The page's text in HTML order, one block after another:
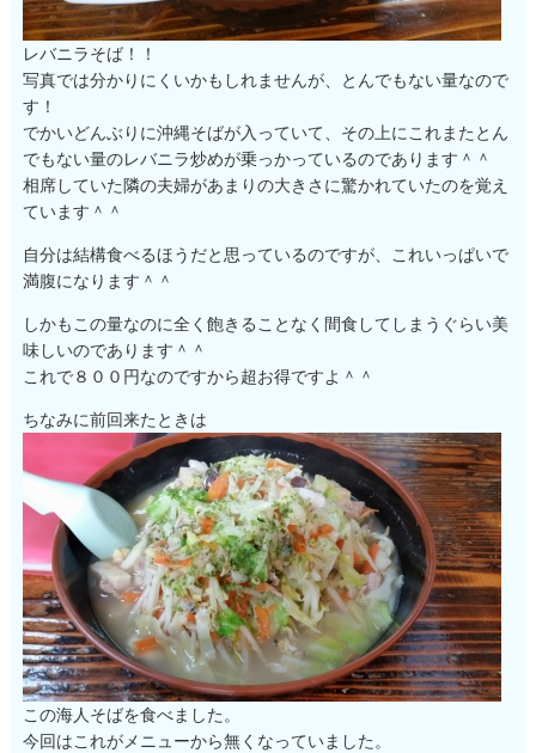
レバニラそば！！
写真では分かりにくいかもしれませんが、とんでもない量なので
す！
でかいどんぶりに沖縄そばが入っていて、その上にこれまたとん
でもない量のレバニラ炒めが乗っかっているのであります＾＾
相席していた隣の夫婦があまりの大きさに驚かれていたのを覚え
ています＾＾
自分は結構食べるほうだと思っているのですが、これいっぱいで
満腹になります＾＾
しかもこの量なのに全く飽きることなく間食してしまうぐらい美
味しいのであります＾＾
これで８００円なのですから超お得ですよ＾＾
ちなみに前回来たときは
この海人そばを食べました。
今回はこれがメニューから無くなっていました。